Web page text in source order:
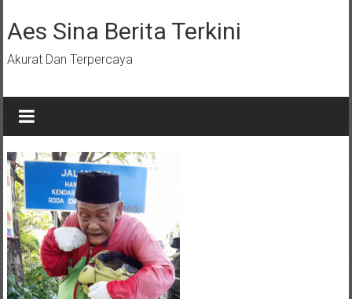
ke
konten
Aes Sina Berita Terkini
Akurat Dan Terpercaya